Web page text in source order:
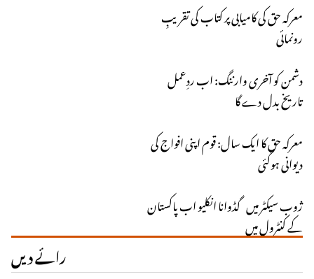
معرکہ حق کی کامیابی پر کتاب کی تقریبِ
رونمائی
دشمن کو آخری وارننگ: اب ردِعمل
تاریخ بدل دے گا
معرکہ حق کا ایک سال: قوم اپنی افواج کی
دیوانی ہوگئی
ژوب سیکٹر میں گڈوانا انکلیو اب پاکستان
کے کنٹرول میں
رائے دیں